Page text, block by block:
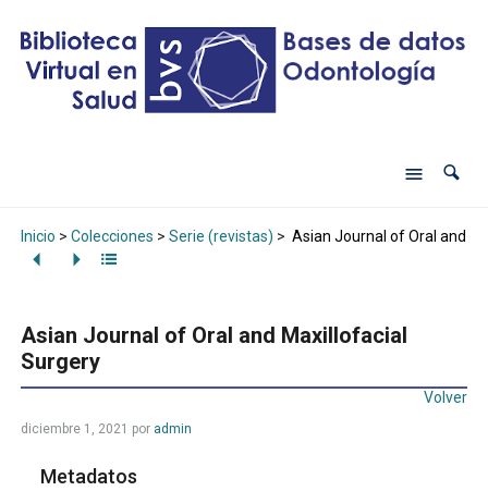
Inicio > Colecciones > Serie (revistas) > Asian Journal of Oral and
Asian Journal of Oral and Maxillofacial
Surgery
Volver
diciembre 1, 2021 por admin
Metadatos